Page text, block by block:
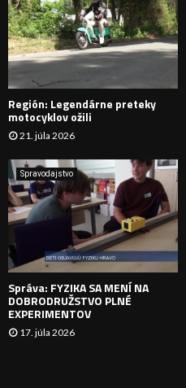
:
Región: Legendárne preteky
motocyklov ožili
21. júla 2026
Spravodajstvo
Správa: FYZIKA SA MENÍ NA
DOBRODRUŽSTVO PLNÉ
EXPERIMENTOV
17. júla 2026